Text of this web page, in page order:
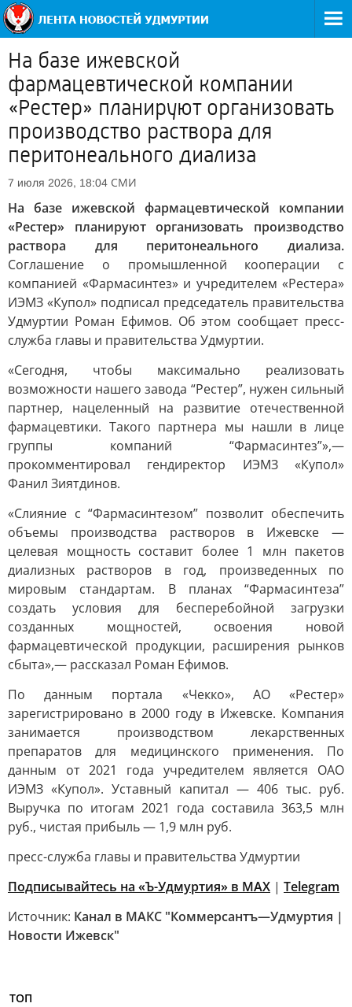
На базе ижевской
фармацевтической компании
«Рестер» планируют организовать
производство раствора для
перитонеального диализа
7 июля 2026, 18:04 СМИ
На базе ижевской фармацевтической компании
«Рестер» планируют организовать производство
раствора для перитонеального диализа.
Соглашение о промышленной кооперации с
компанией «Фармасинтез» и учредителем «Рестера»
ИЭМЗ «Купол» подписал председатель правительства
Удмуртии Роман Ефимов. Об этом сообщает пресс-
служба главы и правительства Удмуртии.
«Сегодня, чтобы максимально реализовать
возможности нашего завода “Рестер”, нужен сильный
партнер, нацеленный на развитие отечественной
фармацевтики. Такого партнера мы нашли в лице
группы компаний “Фармасинтез”»,—
прокомментировал гендиректор ИЭМЗ «Купол»
Фанил Зиятдинов.
«Слияние с “Фармасинтезом” позволит обеспечить
объемы производства растворов в Ижевске —
целевая мощность составит более 1 млн пакетов
диализных растворов в год, произведенных по
мировым стандартам. В планах “Фармасинтеза”
создать условия для бесперебойной загрузки
созданных мощностей, освоения новой
фармацевтической продукции, расширения рынков
сбыта»,— рассказал Роман Ефимов.
По данным портала «Чекко», АО «Рестер»
зарегистрировано в 2000 году в Ижевске. Компания
занимается производством лекарственных
препаратов для медицинского применения. По
данным от 2021 года учредителем является ОАО
ИЭМЗ «Купол». Уставный капитал — 406 тыс. руб.
Выручка по итогам 2021 года составила 363,5 млн
руб., чистая прибыль — 1,9 млн руб.
пресс-служба главы и правительства Удмуртии
Подписывайтесь на «Ъ-Удмуртия» в MAX | Telegram
Источник: Канал в МАКС "Коммерсантъ—Удмуртия |
Новости Ижевск"
ТОП